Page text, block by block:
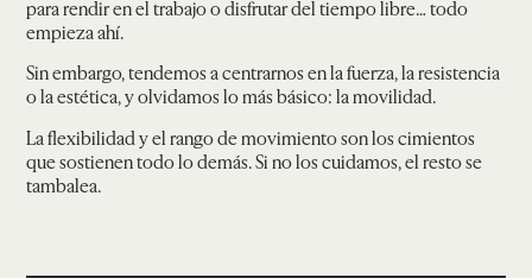
para rendir en el trabajo o disfrutar del tiempo libre… todo
empieza ahí.
Sin embargo, tendemos a centrarnos en la fuerza, la resistencia
o la estética, y olvidamos lo más básico: la movilidad.
La flexibilidad y el rango de movimiento son los cimientos
que sostienen todo lo demás. Si no los cuidamos, el resto se
tambalea.